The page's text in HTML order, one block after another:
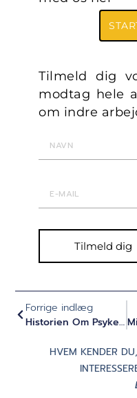
Tilmeld dig
modtag hele
om indre
Tilmeld dig
Forrige indlæg
Historien Om Psykedelika Som Ældgamle Bevidsthedsteknologier (del 1)
HVEM KENDER